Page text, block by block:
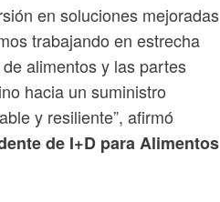
en soluciones mejoradas
trabajando en estrecha
alimentos y las partes
hacia un suministro
y resiliente”, afirmó
de I+D para Alimentos